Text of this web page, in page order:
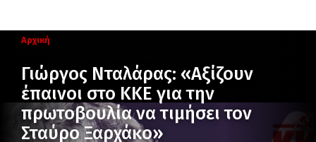
Αρχική
Γιώργος Νταλάρας: «Αξίζουν
έπαινοι στο ΚΚΕ για την
πρωτοβουλία να τιμήσει τον
Σταύρο Ξαρχάκο»